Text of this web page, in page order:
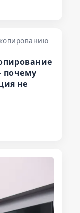
почему
не